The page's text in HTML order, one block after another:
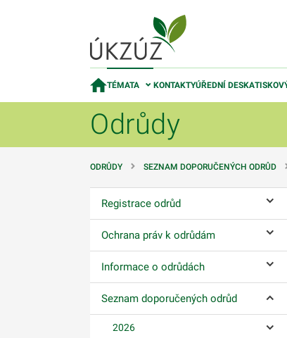
TÉMATA KONTAKTYÚŘEDNÍ DESKA
Odrůdy
ODRŮDY SEZNAM DOPORUČENÝCH ODRŮD
Registrace odrůd
Ochrana práv k odrůdám
Informace o odrůdách
Seznam doporučených odrůd
2026